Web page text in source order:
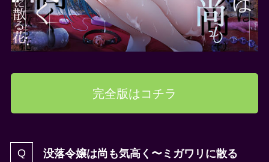
完全版はコチラ
没落令嬢は尚も気高く〜ミガワリに散る